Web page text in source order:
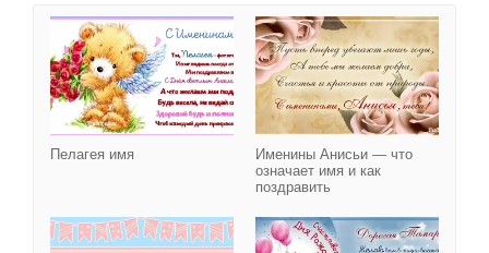
Пелагея имя
Пелагея имя
Именины Анисьи — что
означает имя и как
поздравить
Имя Яна